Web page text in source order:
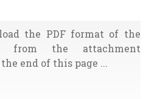
the PDF format of the
from the attachment
end of this page ...